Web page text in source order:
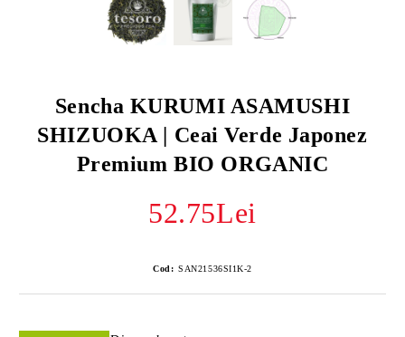
Sencha KURUMI ASAMUSHI
SHIZUOKA | Ceai Verde Japonez
Premium BIO ORGANIC
52.75Lei
Cod: SAN21536SI1K-2